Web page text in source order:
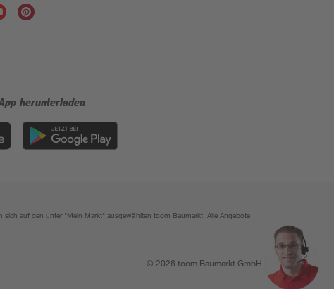
herunterladen
sich auf den unter "Mein Markt" ausgewählten toom Baumarkt. Alle Angebote
© 2026 toom Baumarkt GmbH